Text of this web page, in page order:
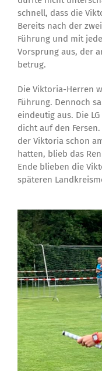
schnell, dass die
Bereits nach der
Führung und mit
Vorsprung aus, der
betrug.
Die Viktoria-Herren
Führung. Dennoch
eindeutig aus. Die
dicht auf den
der Viktoria schon
hatten, blieb das
Ende blieben die
späteren